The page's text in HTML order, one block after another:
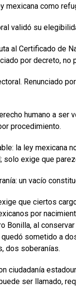
mexicana como
validó su
al Certificado de
por decreto, no
Renunciado
humano a ser
procedimiento.
la ley mexicana
solo exige que
un vacío
que ciertos
por
Bonilla, al
sometido a
dos soberanías.
ciudadanía
ser llamado,